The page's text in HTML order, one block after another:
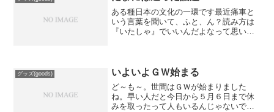
ある種日本の文化の一環です最近痛車と
いう言葉を聞いて、ふと、ん？読み方は
『いたしゃ』でいいんだよなって思いつ
ですが、逆に今は余り見掛...
グッズ(goods) いよいよＧＷ始まる
ど～も～。世間はＧＷが始まりました
ね。早い人だと今日から５月６日まで休
みを取ったって人もいるんじゃないでし